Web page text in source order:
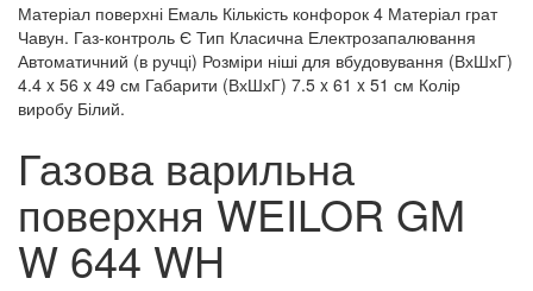
Матеріал поверхні Емаль Кількість конфорок 4 Матеріал грат
Чавун. Газ-контроль Є Тип Класична Електрозапалювання
Автоматичний (в ручці) Розміри ніші для вбудовування (ВхШхГ)
4.4 x 56 x 49 см Габарити (ВхШхГ) 7.5 x 61 x 51 см Колір
виробу Білий.
Газова варильна
поверхня WEILOR GM
W 644 WH